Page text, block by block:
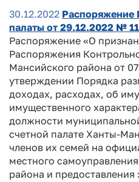
30.12.2022 Распоряжение
палаты от 29.12.2022 № 11
Распоряжение «О
Распоряжения
Мансийского района от
утверждении Порядка
доходах, расходах, об
имущественного
должности
счетной палате Ханты-
членов их семей на
местного
района и предоставления